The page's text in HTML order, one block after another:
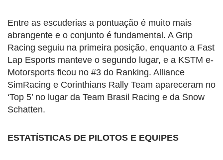
Entre as escuderias a pontuação é muito mais
abrangente e o conjunto é fundamental. A Grip
Racing seguiu na primeira posição, enquanto a Fast
Lap Esports manteve o segundo lugar, e a KSTM e-
Motorsports ficou no #3 do Ranking. Alliance
SimRacing e Corinthians Rally Team apareceram no
‘Top 5’ no lugar da Team Brasil Racing e da Snow
Schatten.
ESTATÍSTICAS DE PILOTOS E EQUIPES